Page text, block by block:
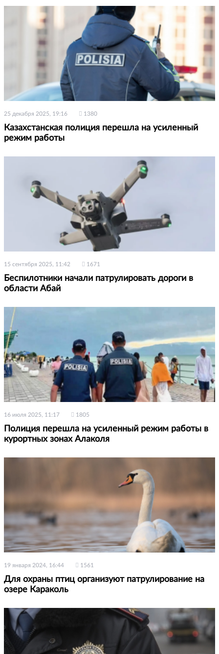
25 декабря 2025, 19:16 1380
Казахстанская полиция перешла на усиленный
режим работы
15 сентября 2025, 11:42 1671
Беспилотники начали патрулировать дороги в
области Абай
16 июля 2025, 11:17 1805
Полиция перешла на усиленный режим работы в
курортных зонах Алаколя
19 января 2024, 16:44 1561
Для охраны птиц организуют патрулирование на
озере Караколь